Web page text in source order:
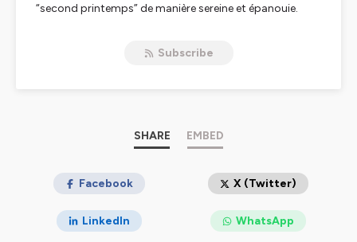
“second printemps” de manière sereine et épanouie.
es en ménopause et tu te sens fatiguée, le goût à rien ?
Je suis Isabel kehr, professeure de Yoga spécialisée en
Menopause Yoga, et ma mission est d’accompagner
transition de la ménopause. Je sais à quel point ce
difficiles à gérer, un entourage pas toujours à l’écoute.
Heureusement cela n’est pas une fatalité, et cette
Subscribe
SHARE EMBED
Facebook X (Twitter)
LinkedIn WhatsApp